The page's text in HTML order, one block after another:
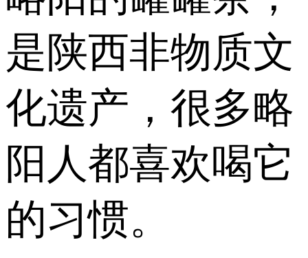
是陕西非物质文
化遗产，很多略
阳人都喜欢喝它
的习惯。